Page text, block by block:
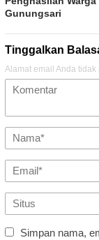
Gunungsari
Tinggalkan
Alamat email Anda
Simpan nama,